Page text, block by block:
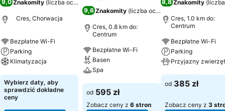
9,0 Znakomity (liczba ocen: 178
Cres, Chorwacja
Bezpłatne Wi-Fi
Parking
Klimatyzacja
Wyświetl ceny
Wybierz daty, aby
sprawdzić dokładne
ceny
9,6 Znakomity (liczba ocen: 353
Cres, 0.8 km do:
Centrum
Bezpłatne Wi-Fi
Basen
Spa
Wyświetl ceny
od 595 zł
Zobacz ceny z 6 stron
8,8 Znakomity (
Cres, 1.0 km do:
Centrum
Bezpłatne Wi-Fi
Parking
Przyjazny
Wyświetl ceny
od 385 zł
Zobacz ceny z 3